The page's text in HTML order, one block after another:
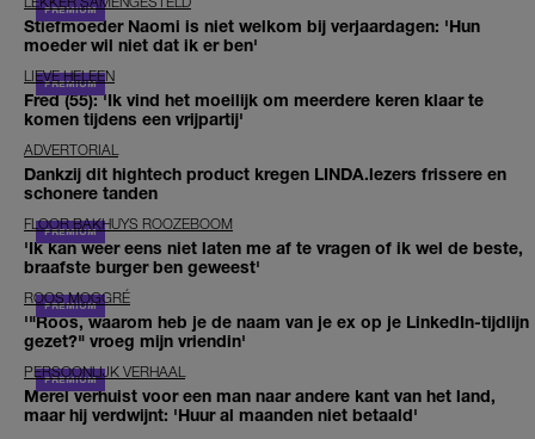
Stiefmoeder Naomi is niet welkom bij verjaardagen: 'Hun
moeder wil niet dat ik er ben'
LIEVE HELEEN
Fred (55): 'Ik vind het moeilijk om meerdere keren klaar te
komen tijdens een vrijpartij'
ADVERTORIAL
Dankzij dit hightech product kregen LINDA.lezers frissere en
schonere tanden
FLOOR BAKHUYS ROOZEBOOM
'Ik kan weer eens niet laten me af te vragen of ik wel de beste,
braafste burger ben geweest'
ROOS MOGGRÉ
'"Roos, waarom heb je de naam van je ex op je LinkedIn-tijdlijn
gezet?" vroeg mijn vriendin'
PERSOONLIJK VERHAAL
Merel verhuist voor een man naar andere kant van het land,
maar hij verdwijnt: 'Huur al maanden niet betaald'